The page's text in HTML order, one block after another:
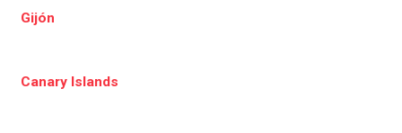
Gijón
Canary Islands